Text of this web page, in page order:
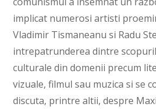
implicat numerosi artisti
Vladimir Tismaneanu si Radu
intrepatrunderea dintre
culturale din domenii precum
vizuale, filmul sau muzica si se
discuta, printre altii, despre